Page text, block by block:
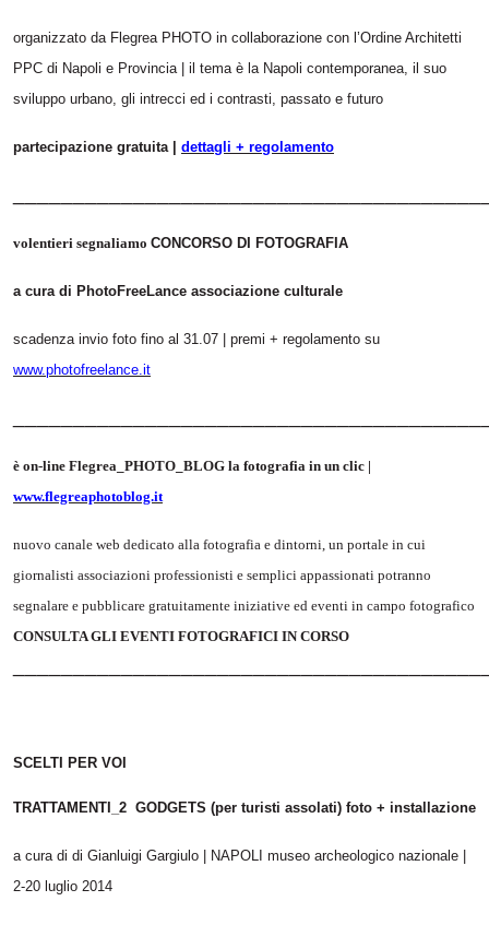
organizzato da Flegrea PHOTO in collaborazione con l’Ordine Architetti
PPC di Napoli e Provincia | il tema è la Napoli contemporanea, il suo
sviluppo urbano, gli intrecci ed i contrasti, passato e futuro
partecipazione gratuita | dettagli + regolamento
volentieri segnaliamo CONCORSO DI FOTOGRAFIA
a cura di PhotoFreeLance associazione culturale
scadenza invio foto fino al 31.07 | premi + regolamento su
www.photofreelance.it
è on-line Flegrea_PHOTO_BLOG la fotografia in un clic |
www.flegreaphotoblog.it
nuovo canale web dedicato alla fotografia e dintorni, un portale in cui
giornalisti associazioni professionisti e semplici appassionati potranno
segnalare e pubblicare gratuitamente iniziative ed eventi in campo fotografico
CONSULTA GLI EVENTI FOTOGRAFICI IN CORSO
SCELTI PER VOI
TRATTAMENTI_2 GODGETS (per turisti assolati) foto + installazione
a cura di di Gianluigi Gargiulo | NAPOLI museo archeologico nazionale |
2-20 luglio 2014